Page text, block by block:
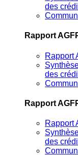
des
Rapport
Rapport
des
Rapport
Rapport
des